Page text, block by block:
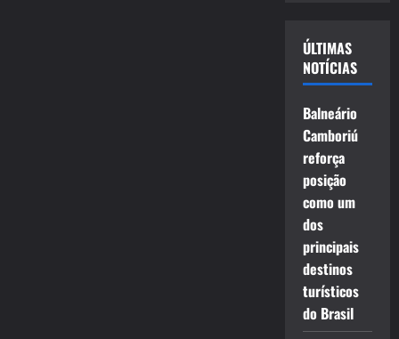
ÚLTIMAS
NOTÍCIAS
Balneário
Camboriú
reforça
posição
como um
dos
principais
destinos
turísticos
do Brasil